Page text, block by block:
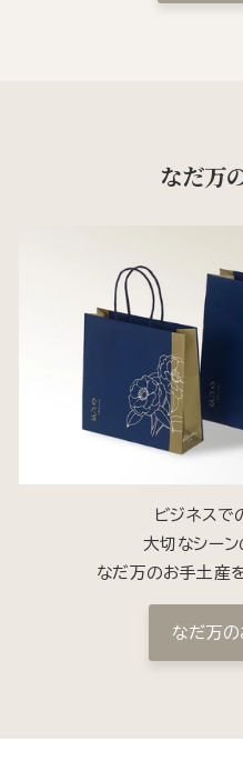
なだ万
ビジネスで
大切なシー
なだ万のお手土産
なだ万